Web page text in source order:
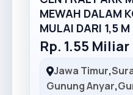
MEWAH DALAM
MULAI DARI 1,5 M
Rp. 1.55 Miliar
Jawa Timur,
Gunung Anyar,